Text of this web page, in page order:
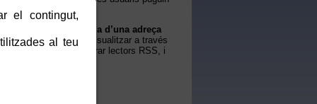
es resol en forma d’una adreça
que es poden visualitzar a través
web solen incorporar lectors RSS, i
el contingut,
al teu